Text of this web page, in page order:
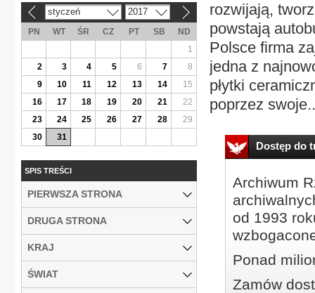
rozwijają,
powstają
Polsce firma
jedna z
płytki
poprzez
Dostęp do
Archiwum
od 1993
Ponad
Zamów
styczeń 2017
PN WT ŚR CZ PT SB
ND
1
2
3 4 5 6 7
8
9
10 11 12 13 14
15
16
17 18 19 20 21
22
23
24 25 26 27 28
29
30
31
SPIS TREŚCI
PIERWSZA STRONA
DRUGA STRONA
KRAJ
ŚWIAT